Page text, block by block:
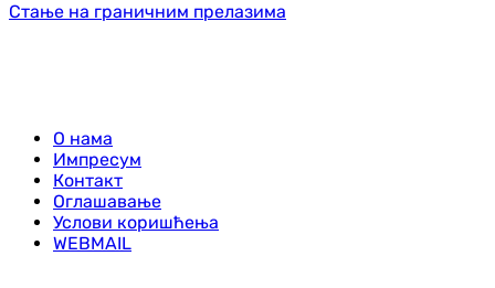
Стање на граничним прелазима
О нама
Импресум
Контакт
Оглашавање
Услови коришћења
WEBMAIL